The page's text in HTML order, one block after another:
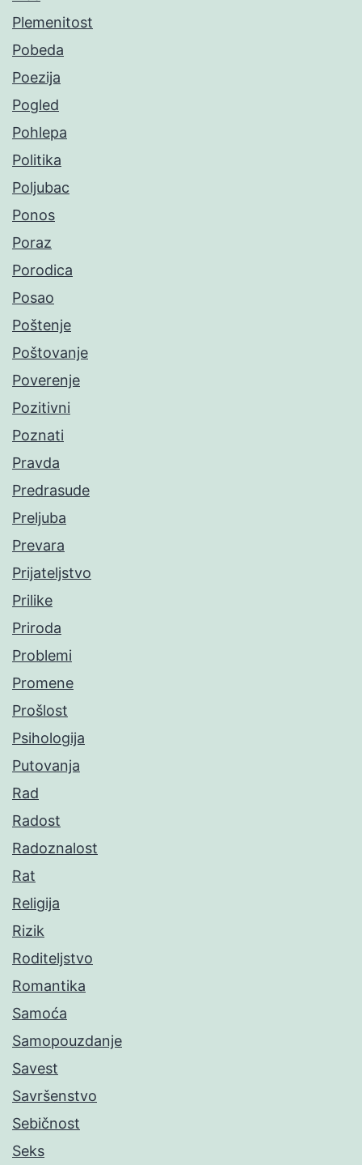
Plemenitost
Pobeda
Poezija
Pogled
Pohlepa
Politika
Poljubac
Ponos
Poraz
Porodica
Posao
Poštenje
Poštovanje
Poverenje
Pozitivni
Poznati
Pravda
Predrasude
Preljuba
Prevara
Prijateljstvo
Prilike
Priroda
Problemi
Promene
Prošlost
Psihologija
Putovanja
Rad
Radost
Radoznalost
Rat
Religija
Rizik
Roditeljstvo
Romantika
Samoća
Samopouzdanje
Savest
Savršenstvo
Sebičnost
Seks